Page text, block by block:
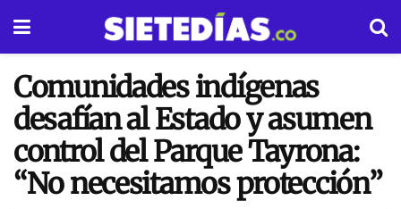
Comunidades indígenas
desafían al Estado y asumen
control del Parque Tayrona:
“No necesitamos protección”